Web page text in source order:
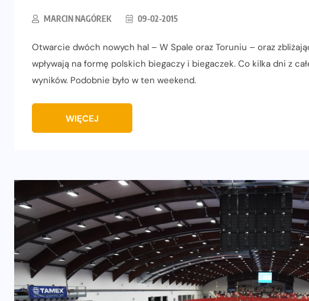
MARCIN NAGÓREK 09-02-2015
Otwarcie dwóch nowych hal – W Spale oraz Toruniu – oraz
wpływają na formę polskich biegaczy i biegaczek. Co kilka dni z
wyników. Podobnie było w ten weekend.
WIĘCEJ